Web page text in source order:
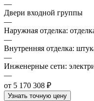
—
Двери входной группы
—
Наружная отделка:
—
Внутренняя отделка:
—
Инженерные сети:
—
от 5 170 308 ₽
Узнать точную цену